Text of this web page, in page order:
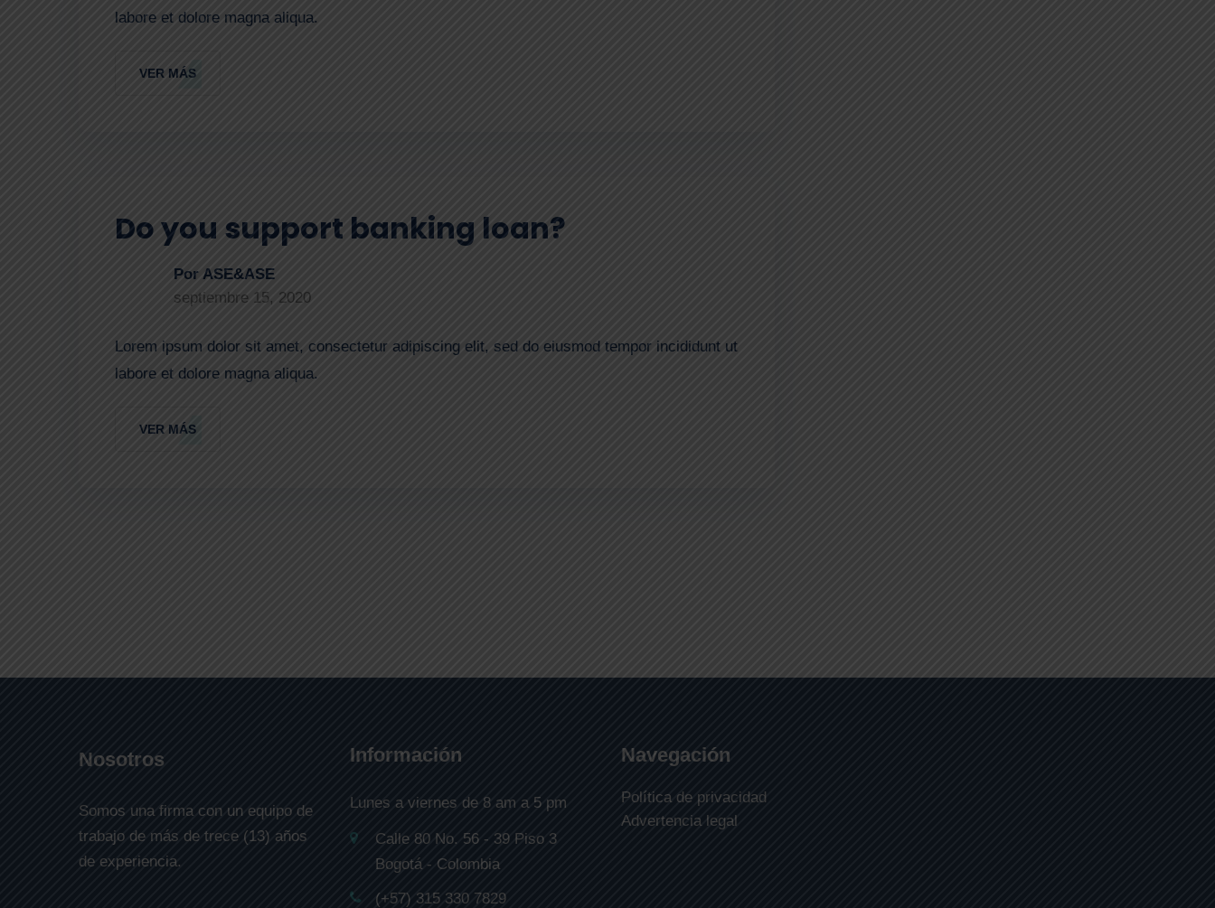
labore et dolore magna aliqua.
VER MÁS
Do you support banking loan?
Por ASE&ASE
septiembre 15, 2020
Lorem ipsum dolor sit amet, consectetur adipiscing elit, sed do eiusmod tempor incididunt ut
labore et dolore magna aliqua.
VER MÁS
Nosotros
Somos una firma con un equipo de
trabajo de más de trece (13) años
de experiencia.
Información
Lunes a viernes de 8 am a 5 pm
Calle 80 No. 56 - 39 Piso 3
Bogotá - Colombia
(+57) 315 330 7829
Navegación
Política de privacidad
Advertencia legal